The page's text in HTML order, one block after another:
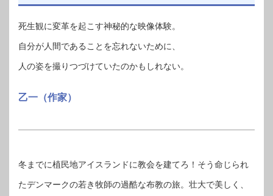
死生観に変革を起こす神秘的な映像体験。
自分が人間であることを忘れないために、
人の姿を撮りつづけていたのかもしれない。
乙一（作家）
冬までに植民地アイスランドに教会を建てろ！そう命じられ
たデンマークの若き牧師の過酷な布教の旅。壮大で美しく、